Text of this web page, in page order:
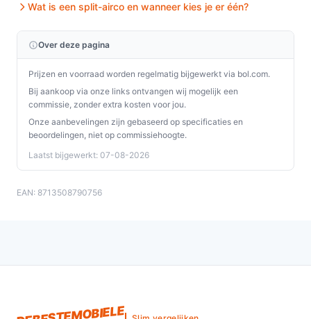
De Qlima Split-unit airco MS-AC 5001 biedt een
verwarmen van uw mobiele woning. Met zijn
gebruiksvriendelijkheid en energiezuinigheid is het een
slimme keuze voor elke caravan- of camperbezitter.
Ontdek alle specificaties en vergelijk prijzen op
debestemobieleairco.nl. Kies bewust wat perfect past
bij jouw behoeften!
Wat is een split-airco en wanneer kies je er één?
Over deze pagina
Prijzen en voorraad worden regelmatig bijgewerkt via bol.com.
Bij aankoop via onze links ontvangen wij mogelijk een
commissie, zonder extra kosten voor jou.
Onze aanbevelingen zijn gebaseerd op specificaties en
beoordelingen, niet op commissiehoogte.
Laatst bijgewerkt: 07-08-2026
EAN: 8713508790756